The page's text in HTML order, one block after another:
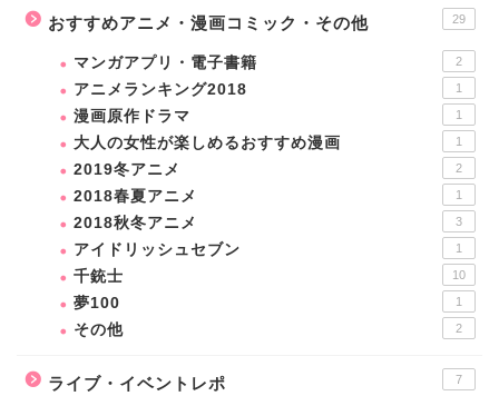
おすすめアニメ・漫画コミック・その他 29
マンガアプリ・電子書籍 2
アニメランキング2018 1
漫画原作ドラマ 1
大人の女性が楽しめるおすすめ漫画 1
2019冬アニメ 2
2018春夏アニメ 1
2018秋冬アニメ 3
アイドリッシュセブン 1
千銃士 10
夢100 1
その他 2
ライブ・イベントレポ 7